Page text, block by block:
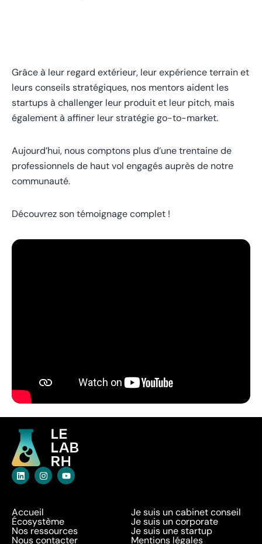
Grâce à leur regard extérieur, leur expérience terrain et
leurs conseils stratégiques, nos mentors aident les
startups à challenger leur produit et leur pitch, mais
également à affiner leur stratégie go-to-market.
Aujourd’hui, nous comptons plus d’une trentaine de
professionnels de haut vol engagés auprès de notre
communauté.
Découvrez son témoignage complet !
Accueil
Écosystème
Nos ressources
Nous contacter
Je suis un cabinet conseil
Je suis un corporate
Je suis une startup
Mentions légales